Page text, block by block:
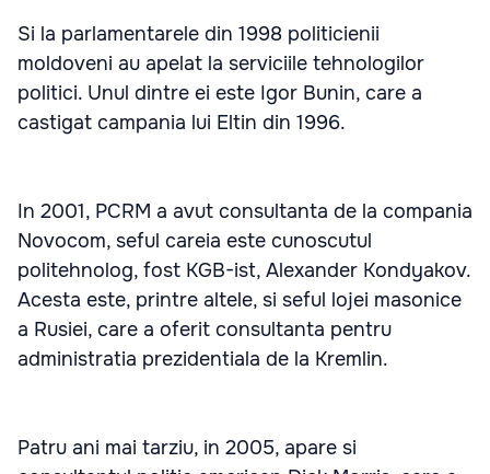
Si la parlamentarele din 1998 politicienii
moldoveni au apelat la serviciile tehnologilor
politici. Unul dintre ei este Igor Bunin, care a
castigat campania lui Eltin din 1996.
In 2001, PCRM a avut consultanta de la compania
Novocom, seful careia este cunoscutul
politehnolog, fost KGB-ist, Alexander Kondyakov.
Acesta este, printre altele, si seful lojei masonice
a Rusiei, care a oferit consultanta pentru
administratia prezidentiala de la Kremlin.
Patru ani mai tarziu, in 2005, apare si